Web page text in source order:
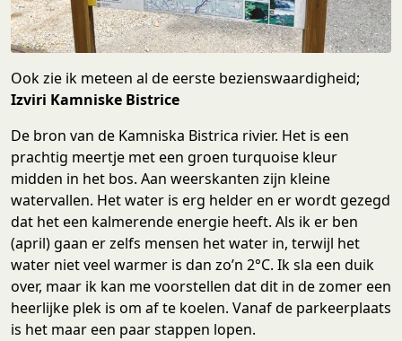
Ook zie ik meteen al de eerste bezienswaardigheid;
Izviri Kamniske Bistrice
De bron van de Kamniska Bistrica rivier. Het is een
prachtig meertje met een groen turquoise kleur
midden in het bos. Aan weerskanten zijn kleine
watervallen. Het water is erg helder en er wordt gezegd
dat het een kalmerende energie heeft. Als ik er ben
(april) gaan er zelfs mensen het water in, terwijl het
water niet veel warmer is dan zo’n 2°C. Ik sla een duik
over, maar ik kan me voorstellen dat dit in de zomer een
heerlijke plek is om af te koelen. Vanaf de parkeerplaats
is het maar een paar stappen lopen.